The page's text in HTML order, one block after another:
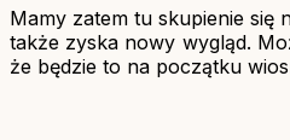
Mamy zatem tu skupienie się
także zyska nowy wygląd.
że będzie to na początku